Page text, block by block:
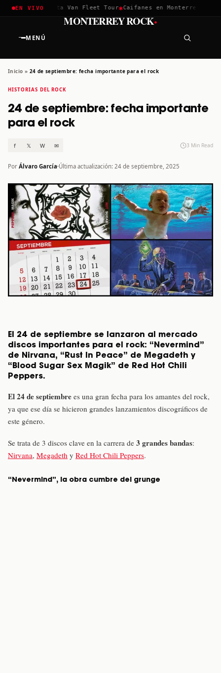
EN VIVO
2026✱Greta Van Fleet Tour✱Caifanes en Monterrey · 12 Dic
MENÚ
MONTERREY ROCK·
Inicio » 24 de septiembre: fecha importante para el rock
HISTORIAS DEL ROCK
24 de septiembre: fecha importante
para el rock
f 𝕏 W ✉ 3 Min Read
Por Álvaro García Última actualización: 24 de septiembre, 2025
El 24 de septiembre se lanzaron al mercado
discos importantes para el rock: “Nevermind”
de Nirvana, “Rust In Peace” de Megadeth y
“Blood Sugar Sex Magik” de Red Hot Chili
Peppers.
El 24 de septiembre es una gran fecha para los amantes del rock,
ya que ese día se hicieron grandes lanzamientos discográficos de
este género.
Se trata de 3 discos clave en la carrera de 3 grandes bandas:
Nirvana, Megadeth y Red Hot Chili Peppers.
“Nevermind”, la obra cumbre del grunge